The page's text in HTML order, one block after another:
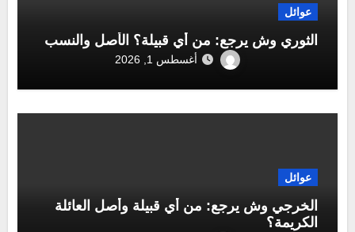
عوائل
الثوري وش يرجع: من أي قبيلة؟ الأصل والنسب
أغسطس 1, 2026
عوائل
الخرجي وش يرجع: من أي قبيلة وأصل العائلة
الكريمة؟